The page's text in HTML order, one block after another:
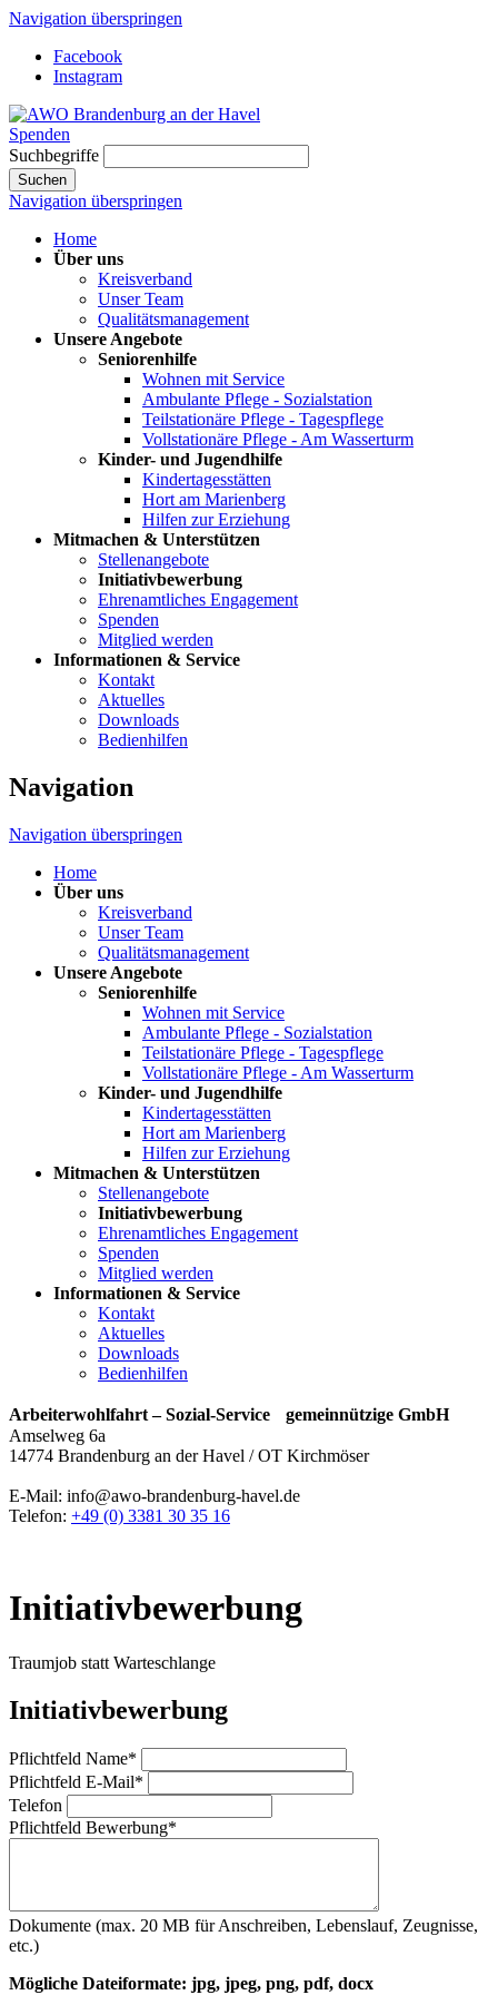
Navigation überspringen
Facebook
Instagram
Spenden
Suchbegriffe
Suchen
Navigation überspringen
Home
Über uns
Kreisverband
Unser Team
Qualitätsmanagement
Unsere Angebote
Seniorenhilfe
Wohnen mit Service
Ambulante Pflege - Sozialstation
Teilstationäre Pflege - Tagespflege
Vollstationäre Pflege - Am Wasserturm
Kinder- und Jugendhilfe
Kindertagesstätten
Hort am Marienberg
Hilfen zur Erziehung
Mitmachen & Unterstützen
Stellenangebote
Initiativbewerbung
Ehrenamtliches Engagement
Spenden
Mitglied werden
Informationen & Service
Kontakt
Aktuelles
Downloads
Bedienhilfen
Navigation
Navigation überspringen
Home
Über uns
Kreisverband
Unser Team
Qualitätsmanagement
Unsere Angebote
Seniorenhilfe
Wohnen mit Service
Ambulante Pflege - Sozialstation
Teilstationäre Pflege - Tagespflege
Vollstationäre Pflege - Am Wasserturm
Kinder- und Jugendhilfe
Kindertagesstätten
Hort am Marienberg
Hilfen zur Erziehung
Mitmachen & Unterstützen
Stellenangebote
Initiativbewerbung
Ehrenamtliches Engagement
Spenden
Mitglied werden
Informationen & Service
Kontakt
Aktuelles
Downloads
Bedienhilfen
Arbeiterwohlfahrt – Sozial-Service gemeinnützige GmbH
Amselweg 6a
14774 Brandenburg an der Havel / OT Kirchmöser
E-Mail: info@awo-brandenburg-havel.de
Telefon: +49 (0) 3381 30 35 16
Initiativbewerbung
Traumjob statt Warteschlange
Initiativ­bewerbung
Pflichtfeld Name*
Pflichtfeld E-Mail*
Telefon
Pflichtfeld Bewerbung*
Dokumente (max. 20 MB für Anschreiben, Lebenslauf, Zeugnisse,
etc.)
Mögliche Dateiformate: jpg, jpeg, png, pdf, docx